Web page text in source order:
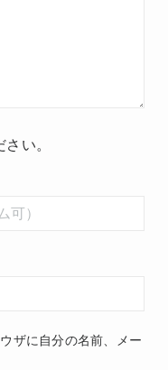
い。
ザに自分の名前、メー